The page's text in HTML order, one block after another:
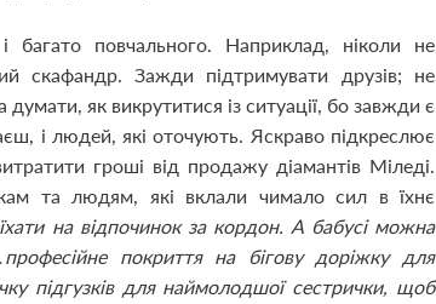
повчального. Наприклад, ніколи не
скафандр. Зажди підтримувати друзів; не
як викрутитися із ситуації, бо завжди є
і людей, які оточують. Яскраво підкреслює
гроші від продажу діамантів Міледі.
та людям, які вклали чимало сил в їхнє
на відпочинок за кордон. А бабусі можна
покриття на бігову доріжку для
підгузків для наймолодшої сестрички, щоб